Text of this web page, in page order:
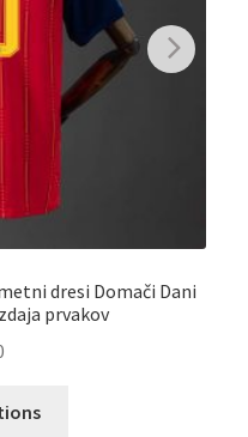
dresi Domači Dani
prvakov